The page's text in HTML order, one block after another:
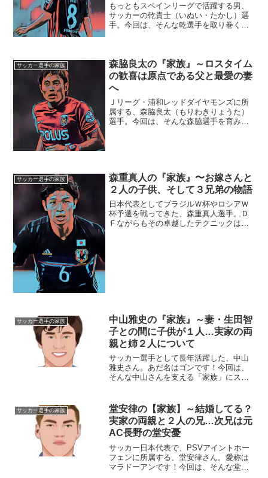
もっともスペインリーグで活躍する男、
サッカーの乾貴士（いぬい・たかし）選
手。今回は、そんな乾選手を取り巻く
日、21歳で結婚しまし...
サッカー選手の家族
森脇良太の『家族』～ロスタイム
の歓喜は原点である父と最愛の妻
へ
Ｊリーグ・浦和レッドダイヤモンズに所
属する、森脇良太（もりわきりょうた）
選手。今回は、そんな森脇選手を育み、
サッカー選手の家族
森重真人の『家族』〜お嫁さんと
２人の子供、そして３兄弟の物語
日本代表としてブラジルＷ杯やロシアＷ
杯予選を戦ってきた、森重真人選手。Ｄ
Ｆながらもその卓越したテクニックは、
サッカー選手の家族
中山雅史の『家族』～妻・生田智
子との間に子供が１人…実家の両
親と姉２人について
サッカー選手として長年活躍した、中山
雅史さん。あだ名はゴンです！今回は、
そんな中山さんを支える「家族」にスポ
日：1967年〈昭和42年〉9月23日身
長：178cm血液...
サッカー選手の家族
堂安律の【家族】～結婚してる？
実家の両親と２人の兄…次兄は元
AC長野の堂安憂
サッカー日本代表で、PSVアイントホー
フェンに所属する、堂安律さん。愛称は
マラドーアンです！今回は、そんな堂安